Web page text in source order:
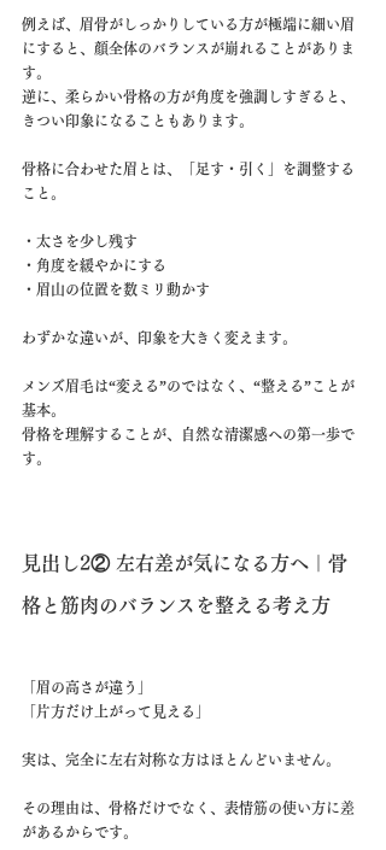
例えば、眉骨がしっかりしている方が極端に細い眉
にすると、顔全体のバランスが崩れることがありま
す。
逆に、柔らかい骨格の方が角度を強調しすぎると、
きつい印象になることもあります。
骨格に合わせた眉とは、「足す・引く」を調整する
こと。
・太さを少し残す
・角度を緩やかにする
・眉山の位置を数ミリ動かす
わずかな違いが、印象を大きく変えます。
メンズ眉毛は“変える”のではなく、“整える”ことが
基本。
骨格を理解することが、自然な清潔感への第一歩で
す。
見出し2② 左右差が気になる方へ｜骨
格と筋肉のバランスを整える考え方
「眉の高さが違う」
「片方だけ上がって見える」
実は、完全に左右対称な方はほとんどいません。
その理由は、骨格だけでなく、表情筋の使い方に差
があるからです。